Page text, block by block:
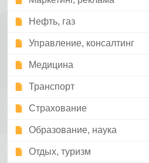
Нефть, газ
Управление, консалтинг
Медицина
Транспорт
Страхование
Образование, наука
Отдых, туризм